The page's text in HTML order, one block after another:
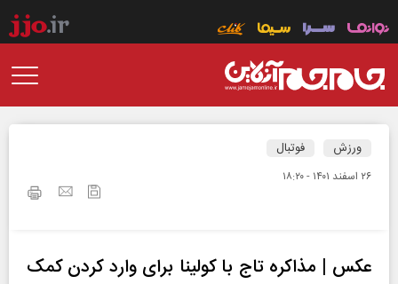
ورزش فوتبال
۲۶ اسفند ۱۴۰۱ - ۱۸:۲۰
عکس | مذاکره تاج با کولینا برای وارد کردن کمک